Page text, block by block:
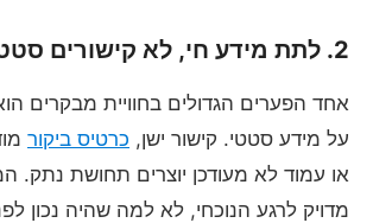
2. לתת מידע חי, לא קישורים סטטיים
אחד הפערים הגדולים בחוויית מבקרים
על מידע סטטי. קישור ישן, כרטיס ביקור
או עמוד לא מעודכן יוצרים תחושת נתק.
מדויק לרגע הנוכחי, לא למה שהיה נכון